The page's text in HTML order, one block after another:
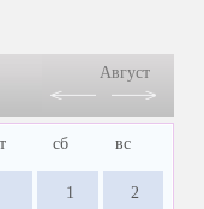
Август
сб вс
1 2